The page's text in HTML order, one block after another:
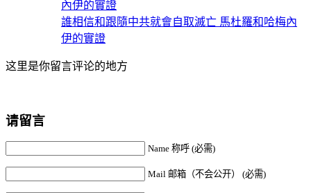
誰相信和跟隨中共就會自取滅亡 馬杜羅和哈梅內
伊的實證
这里是你留言评论的地方
请留言
Name 称呼 (必需)
Mail 邮箱（不会公开） (必需)